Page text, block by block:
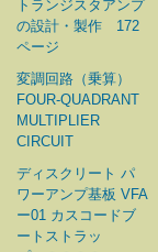
トランジスタアンプ
の設計・製作 172
ページ
変調回路（乗算）
FOUR-QUADRANT
MULTIPLIER
CIRCUIT
ディスクリート パ
ワーアンプ基板 VFA
ー01 カスコードブ
ートストラッ